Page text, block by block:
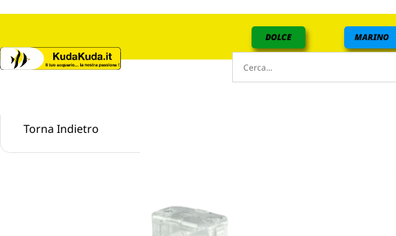
DOLCE MARINO
Torna Indietro